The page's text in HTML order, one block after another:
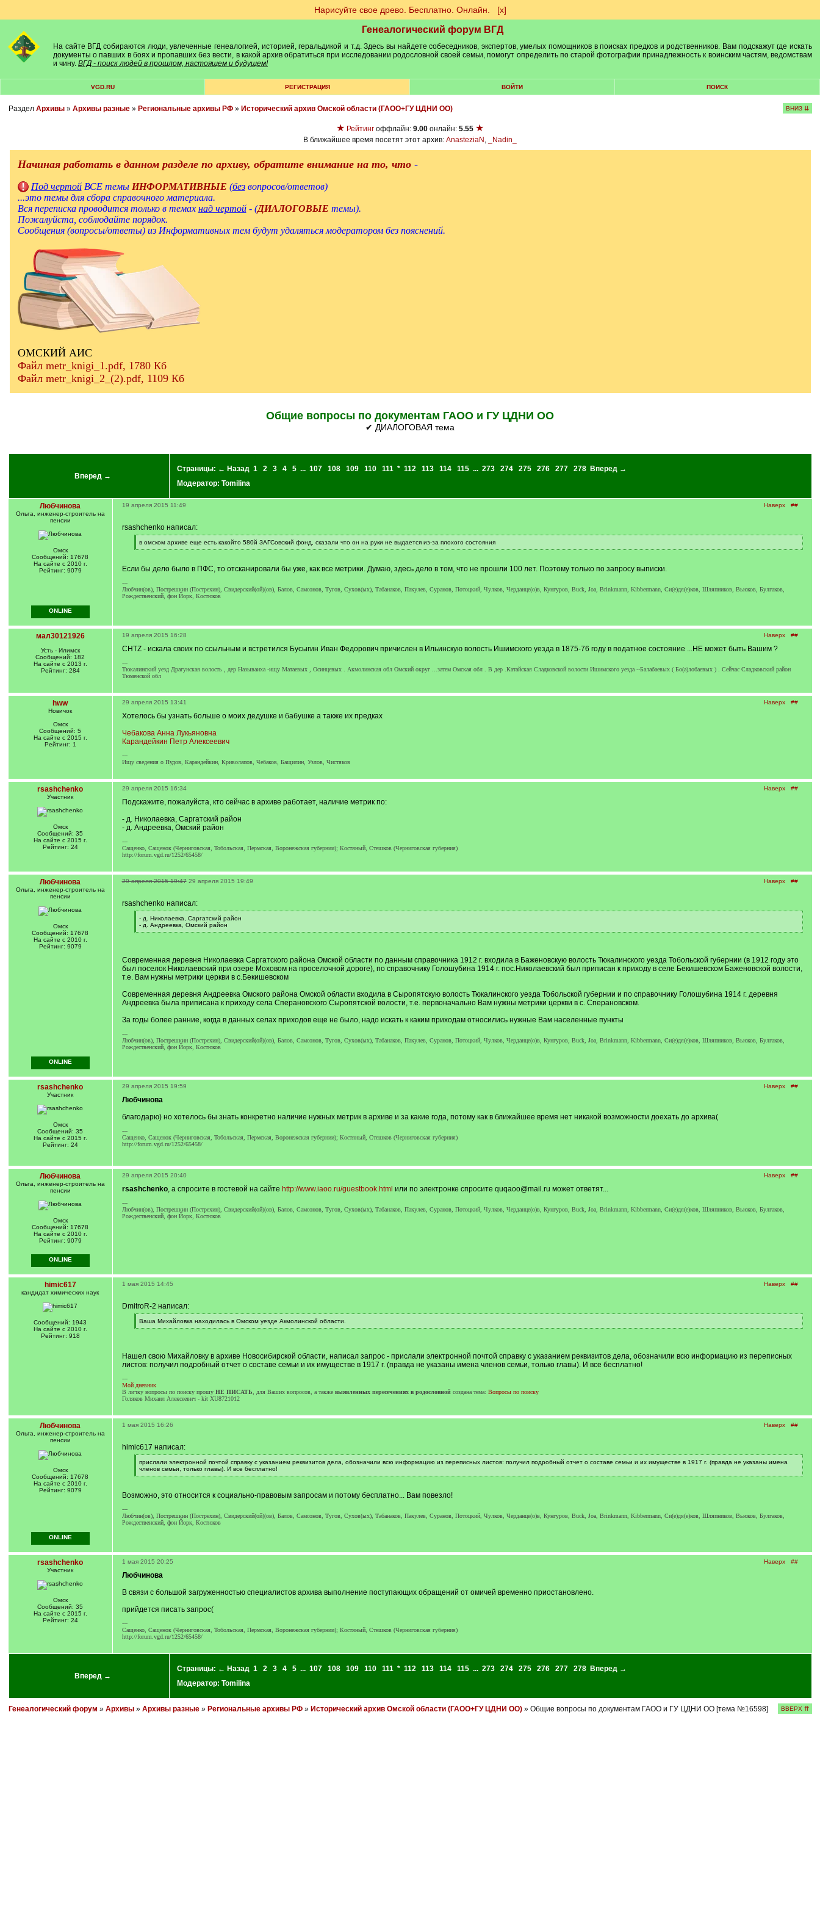
Нарисуйте свое древо. Бесплатно. Онлайн. [х]
Генеалогический форум ВГД
На сайте ВГД собираются люди, увлеченные генеалогией, историей, геральдикой и т.д. Здесь вы найдете собеседников, экспертов, умелых помощников в поисках предков и родственников. Вам подскажут где искать
документы о павших в боях и пропавших без вести, в какой архив обратиться при исследовании родословной своей семьи, помогут определить по старой фотографии принадлежность к воинским частям, ведомствам
и чину. ВГД - поиск людей в прошлом, настоящем и будущем!
VGD.RU РЕГИСТРАЦИЯ ВОЙТИ ПОИСК
Раздел Архивы» Архивы разные» Региональные архивы РФ» Исторический архив Омской области (ГАОО+ГУ ЦДНИ ОО) ВНИЗ ⇊
★ Рейтинг оффлайн: 9.00 онлайн: 5.55 ★
В ближайшее время посетят этот архив: AnasteziaN , _Nadin_
Начиная работать в данном разделе по архиву, обратите внимание на то, что -
Под чертойВСЕ темы ИНФОРМАТИВНЫЕ (безвопросов/ответов)
...это темы для сбора справочного материала.
Вся переписка проводится только в темах над чертой- (ДИАЛОГОВЫЕ темы).
Пожалуйста, соблюдайте порядок.
Сообщения (вопросы/ответы) из Информативных тем будут удаляться модератором без пояснений.
ОМСКИЙ АИС
Файл metr_knigi_1.pdf, 1780 Кб
Файл metr_knigi_2_(2).pdf, 1109 Кб
Общие вопросы по документам ГАОО и ГУ ЦДНИ ОО
✔ ДИАЛОГОВАЯ тема
Вперед →
Страницы: ← Назад 1 2 3 4 5 ... 107 108 109 110 111 * 112 113 114 115 ... 273 274 275 276 277 278
Вперед →
Модератор: Tomilina
Любчинова
Ольга, инженер-строитель на
пенсии
Омск
Сообщений: 17678
На сайте с 2010 г.
Рейтинг: 9079
Наверх ##
19 апреля 2015 11:49
rsashchenko написал:
[
q
в омском архиве еще есть какойто 580й ЗАГСовский фонд, сказали что он на руки не выдается из-за плохого состояния
[
Если бы дело было в ПФС, то отсканировали бы уже, как все метрики. Думаю, здесь дело в том, что не прошли 100 лет. Поэтому только по запросу выписки.
---
Любчин(ов), Пострешкин (Пострехин), Свидерский(ой)(ов), Балов, Самсонов, Тугов, Сухов(ых), Табанаков, Пакулев, Суранов, Потоцкий, Чулков, Черданце(о)в, Кунгуров, Buck, Joa, Brinkmann, Kibbermann, Си(е)дя(е)ков, Шляпников, Вьюков, Булгаков,
Рождественский, фон Йорк, Костюков
ONLINE
мал30121926
Усть - Илимск
Сообщений: 182
На сайте с 2013 г.
Рейтинг: 284
Наверх ##
19 апреля 2015 16:28
CHTZ - искала своих по ссыльным и встретился Бусыгин Иван Федорович причислен в Ильинскую волость Ишимского уезда в 1875-76 году в податное состояние ...НЕ может быть Вашим ?
---
Тюкалинский уезд Драгунская волость , дер Называиха -ищу Матаевых , Осинцевых . Акмолинская обл Омский округ ...затем Омская обл . В дер .Катайская Сладковской волости Ишимского уезда --Балабаевых ( Бо(а)лобаевых ) . Сейчас Сладковский район
Тюменской обл
hww
Новичок
Омск
Сообщений: 5
На сайте с 2015 г.
Рейтинг: 1
Наверх ##
29 апреля 2015 13:41
Хотелось бы узнать больше о моих дедушке и бабушке а также их предках
Чебакова Анна Лукьяновна
Карандейкин Петр Алексеевич
---
Ищу сведения о Пудов, Карандейкин, Криволапов, Чебаков, Бащилин, Узлов, Чистяков
rsashchenko
Участник
Омск
Сообщений: 35
На сайте с 2015 г.
Рейтинг: 24
Наверх ##
29 апреля 2015 16:34
Подскажите, пожалуйста, кто сейчас в архиве работает, наличие метрик по:
- д. Николаевка, Саргатский район
- д. Андреевка, Омский район
---
Сащенко, Сащенок (Черниговская, Тобольская, Пермская, Воронежская губернии); Костяный, Стешков (Черниговская губерния)
http://forum.vgd.ru/1252/65458/
Любчинова
Ольга, инженер-строитель на
пенсии
Омск
Сообщений: 17678
На сайте с 2010 г.
Рейтинг: 9079
Наверх ##
29 апреля 2015 19:47 29 апреля 2015 19:49
rsashchenko написал:
[
q
]
- д. Николаевка, Саргатский район
- д. Андреевка, Омский район
[
Современная деревня Николаевка Саргатского района Омской области по данным справочника 1912 г. входила в Баженовскую волость Тюкалинского уезда Тобольской губернии (в 1912 году это
был поселок Николаевский при озере Моховом на проселочной дороге), по справочнику Голошубина 1914 г. пос.Николаевский был приписан к приходу в селе Бекишевском Баженовской волости,
т.е. Вам нужны метрики церкви в с.Бекишевском
Современная деревня Андреевка Омского района Омской области входила в Сыропятскую волость Тюкалинского уезда Тобольской губернии и по справочнику Голошубина 1914 г. деревня
Андреевка была приписана к приходу села Сперановского Сыропятской волости, т.е. первоначально Вам нужны метрики церкви в с. Сперановском.
За годы более ранние, когда в данных селах приходов еще не было, надо искать к каким приходам относились нужные Вам населенные пункты
---
Любчин(ов), Пострешкин (Пострехин), Свидерский(ой)(ов), Балов, Самсонов, Тугов, Сухов(ых), Табанаков, Пакулев, Суранов, Потоцкий, Чулков, Черданце(о)в, Кунгуров, Buck, Joa, Brinkmann, Kibbermann, Си(е)дя(е)ков, Шляпников, Вьюков, Булгаков,
Рождественский, фон Йорк, Костюков
ONLINE
rsashchenko
Участник
Омск
Сообщений: 35
На сайте с 2015 г.
Рейтинг: 24
Наверх ##
29 апреля 2015 19:59
Любчинова
благодарю) но хотелось бы знать конкретно наличие нужных метрик в архиве и за какие года, потому как в ближайшее время нет никакой возможности доехать до архива(
---
Сащенко, Сащенок (Черниговская, Тобольская, Пермская, Воронежская губернии); Костяный, Стешков (Черниговская губерния)
http://forum.vgd.ru/1252/65458/
Любчинова
Ольга, инженер-строитель на
пенсии
Омск
Сообщений: 17678
На сайте с 2010 г.
Рейтинг: 9079
Наверх ##
29 апреля 2015 20:40
rsashchenko, а спросите в гостевой на сайте http://www.iaoo.ru/guestbook.html или по электронке спросите quqaoo@mail.ru может ответят...
---
Любчин(ов), Пострешкин (Пострехин), Свидерский(ой)(ов), Балов, Самсонов, Тугов, Сухов(ых), Табанаков, Пакулев, Суранов, Потоцкий, Чулков, Черданце(о)в, Кунгуров, Buck, Joa, Brinkmann, Kibbermann, Си(е)дя(е)ков, Шляпников, Вьюков, Булгаков,
Рождественский, фон Йорк, Костюков
ONLINE
himic617
кандидат химических наук
Сообщений: 1943
На сайте с 2010 г.
Рейтинг: 918
Наверх ##
1 мая 2015 14:45
DmitroR-2 написал:
[
q
Ваша Михайловка находилась в Омском уезде Акмолинской области.
[
Нашел свою Михайловку в архиве Новосибирской области, написал запрос - прислали электронной почтой справку с указанием реквизитов дела, обозначили всю информацию из переписных
листов: получил подробный отчет о составе семьи и их имуществе в 1917 г. (правда не указаны имена членов семьи, только главы). И все бесплатно!
---
Мой дневник
В личку вопросы по поиску прошу НЕ ПИСАТЬ , для Ваших вопросов, а также выявленных пересечениях в родословнойсоздана тема: Вопросы по поиску
Голяков Михаил Алексеевич - kit XU8721012
Любчинова
Ольга, инженер-строитель на
пенсии
Омск
Сообщений: 17678
На сайте с 2010 г.
Рейтинг: 9079
Наверх ##
1 мая 2015 16:26
himic617 написал:
[
q
]
прислали электронной почтой справку с указанием реквизитов дела, обозначили всю информацию из переписных листов: получил подробный отчет о составе семьи и их имуществе в 1917 г. (правда не указаны имена
членов семьи, только главы). И все бесплатно!
[
]
Возможно, это относится к социально-правовым запросам и потому бесплатно... Вам повезло!
---
Любчин(ов), Пострешкин (Пострехин), Свидерский(ой)(ов), Балов, Самсонов, Тугов, Сухов(ых), Табанаков, Пакулев, Суранов, Потоцкий, Чулков, Черданце(о)в, Кунгуров, Buck, Joa, Brinkmann, Kibbermann, Си(е)дя(е)ков, Шляпников, Вьюков, Булгаков,
Рождественский, фон Йорк, Костюков
ONLINE
rsashchenko
Участник
Омск
Сообщений: 35
На сайте с 2015 г.
Рейтинг: 24
Наверх ##
1 мая 2015 20:25
Любчинова
В связи с большой загруженностью специалистов архива выполнение поступающих обращений от омичей временно приостановлено.
прийдется писать запрос(
---
Сащенко, Сащенок (Черниговская, Тобольская, Пермская, Воронежская губернии); Костяный, Стешков (Черниговская губерния)
http://forum.vgd.ru/1252/65458/
Вперед →
Страницы: ← Назад 1 2 3 4 5 ... 107 108 109 110 111 * 112 113 114 115 ... 273 274 275 276 277 278
Вперед →
Модератор: Tomilina
Генеалогический форум » Архивы» Архивы разные» Региональные архивы РФ» Исторический архив Омской области (ГАОО+ГУ ЦДНИ ОО)» Общие вопросы по документам ГАОО и ГУ ЦДНИ ОО [тема №16598] ВВЕРХ ⇈